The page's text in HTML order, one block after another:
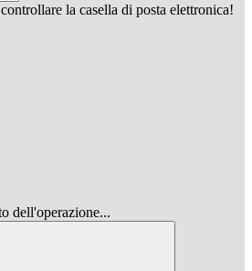
la casella di posta elettronica!
dell'operazione...